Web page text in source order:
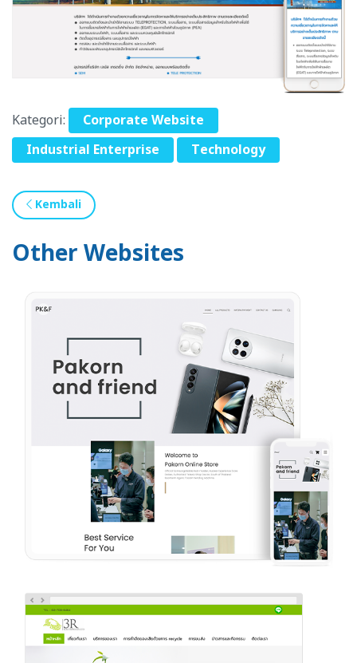
Kategori:
Corporate Website
Industrial Enterprise
Technology
Kembali
Other Websites